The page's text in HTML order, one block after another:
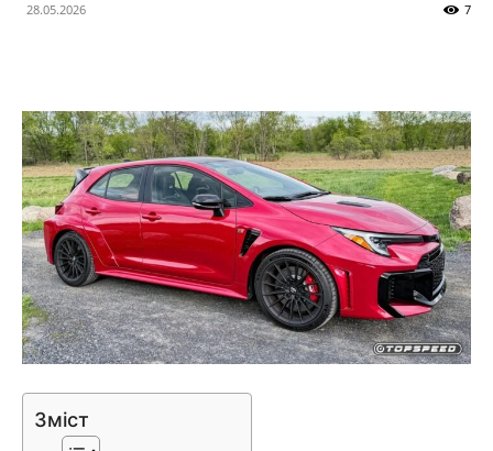
28.05.2026 7
Зміст